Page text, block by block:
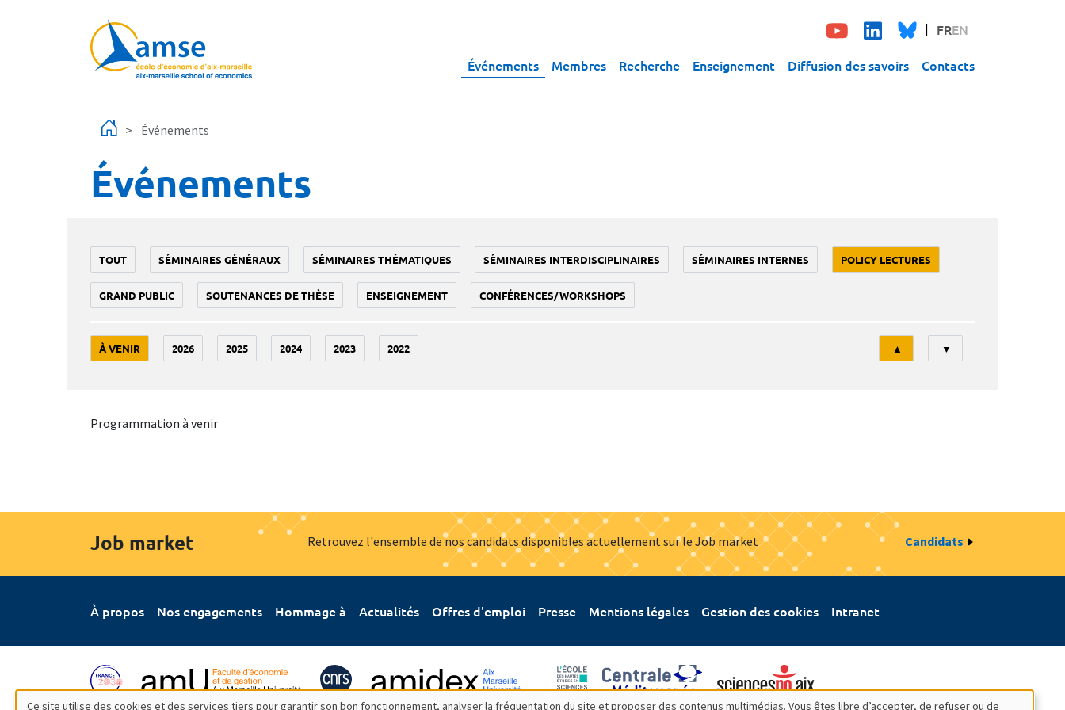
FREN
Événements Membres Recherche Enseignement Diffusion des savoirs Contacts
Événements
Événements
TOUT SÉMINAIRES GÉNÉRAUX SÉMINAIRES THÉMATIQUES SÉMINAIRES INTERDISCIPLINAIRES SÉMINAIRES INTERNES POLICY LECTURES
GRAND PUBLIC SOUTENANCES DE THÈSE ENSEIGNEMENT CONFÉRENCES/WORKSHOPS
À VENIR 2026 2025 2024 2023 2022
Tri
▲ ▼
Programmation à venir
Job market Retrouvez l'ensemble de nos candidats disponibles actuellement sur le Job market Candidats
À propos Nos engagements Hommage à Actualités Offres d'emploi Presse Mentions légales Gestion des cookies Intranet
Ce site utilise des cookies et des services tiers pour garantir son bon fonctionnement, analyser la fréquentation du site et proposer des contenus multimédias. Vous êtes libre d’accepter, de refuser ou de